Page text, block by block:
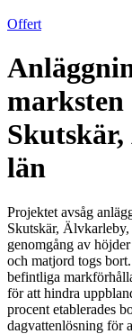
Offert
marksten
län
Projektet avsåg
Skutskär,
genomgång av
och matjord togs
befintliga
för att hindra
procent etablerades
dagvattenlösning för